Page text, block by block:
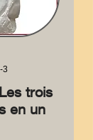
3
trois
en un